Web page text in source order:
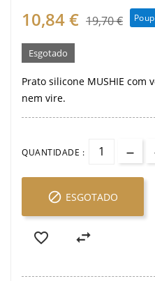
10,84 € 19,70 €
Esgotado
Prato silicone MUSHIE com
nem vire.
QUANTIDADE :
 ESGOTADO
 